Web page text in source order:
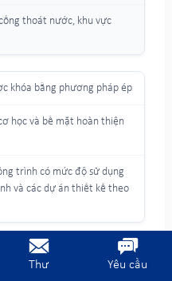
thoát nước, khu vực
khóa bằng phương pháp ép
học và bề mặt hoàn thiện
trình có mức độ sử dụng
và các dự án thiết kế theo
thép không gỉ: trơn,
chống trượt
Thư Yêu cầu